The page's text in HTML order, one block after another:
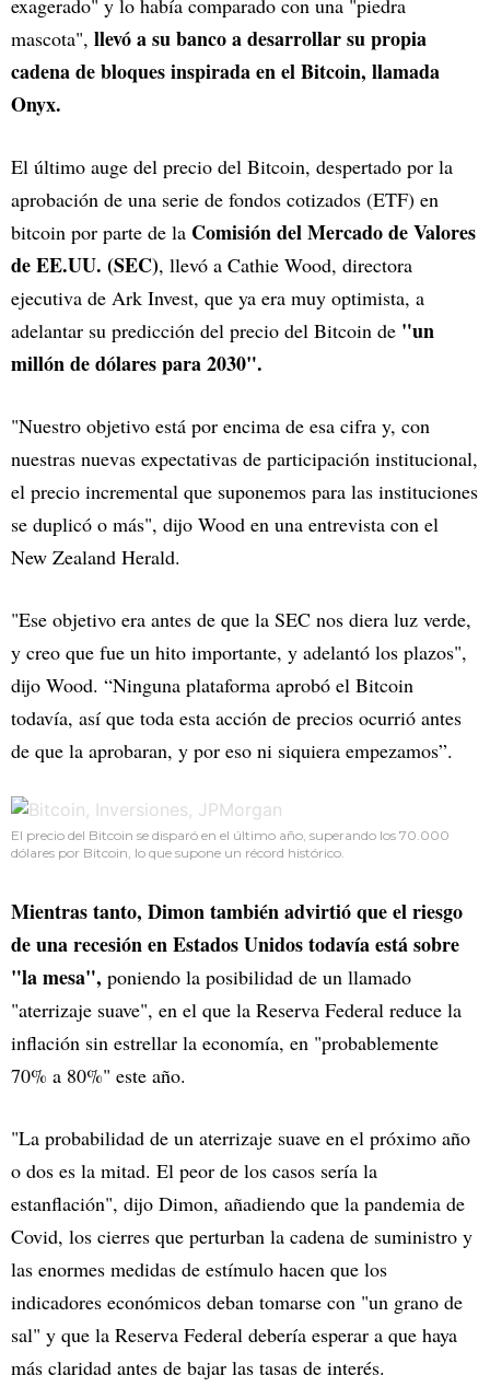
mascota", llevó a su banco a desarrollar su propia
cadena de bloques inspirada en el Bitcoin, llamada
Onyx.
El último auge del precio del Bitcoin, despertado por la
aprobación de una serie de fondos cotizados (ETF) en
bitcoin por parte de la Comisión del Mercado de Valores
de EE.UU. (SEC), llevó a Cathie Wood, directora
ejecutiva de Ark Invest, que ya era muy optimista, a
adelantar su predicción del precio del Bitcoin de "un
millón de dólares para 2030".
"Nuestro objetivo está por encima de esa cifra y, con
nuestras nuevas expectativas de participación institucional,
el precio incremental que suponemos para las instituciones
se duplicó o más", dijo Wood en una entrevista con el
New Zealand Herald.
"Ese objetivo era antes de que la SEC nos diera luz verde,
y creo que fue un hito importante, y adelantó los plazos",
dijo Wood. “Ninguna plataforma aprobó el Bitcoin
todavía, así que toda esta acción de precios ocurrió antes
de que la aprobaran, y por eso ni siquiera empezamos”.
El precio del Bitcoin se disparó en el último año, superando los 70.000
dólares por Bitcoin, lo que supone un récord histórico.
Mientras tanto, Dimon también advirtió que el riesgo
de una recesión en Estados Unidos todavía está sobre
"la mesa", poniendo la posibilidad de un llamado
"aterrizaje suave", en el que la Reserva Federal reduce la
inflación sin estrellar la economía, en "probablemente
70% a 80%" este año.
"La probabilidad de un aterrizaje suave en el próximo año
o dos es la mitad. El peor de los casos sería la
estanflación", dijo Dimon, añadiendo que la pandemia de
Covid, los cierres que perturban la cadena de suministro y
las enormes medidas de estímulo hacen que los
indicadores económicos deban tomarse con "un grano de
sal" y que la Reserva Federal debería esperar a que haya
más claridad antes de bajar las tasas de interés.